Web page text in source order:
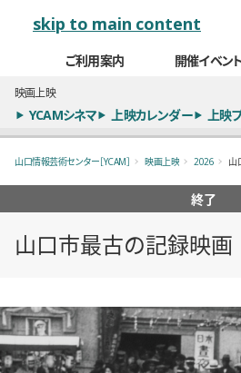
skip to main content
ご利用案内 開催イベント
映画上映
YCAMシネマ 上映カレンダー 上映
山口情報芸術センター［YCAM］ 映画上映 2026 山
終了
山口市最古の記録映画
概要